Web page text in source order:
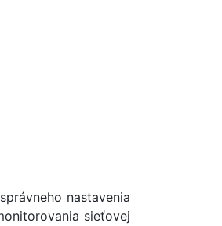
nastavenia
sieťovej